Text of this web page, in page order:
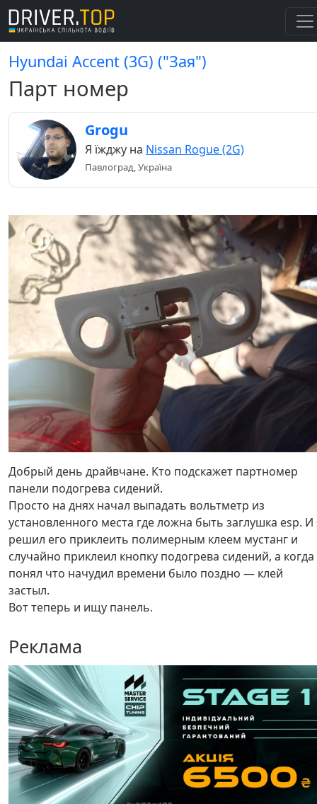
Hyundai Accent (3G) ("Зая")
Парт номер
Grogu
Я їжджу на Nissan Rogue (2G)
Павлоград, Україна
Добрый день драйвчане. Кто подскажет партномер
панели подогрева сидений.
Просто на днях начал выпадать вольтметр из
установленного места где ложна быть заглушка esp. И
решил его приклеить полимерным клеем мустанг и
случайно приклеил кнопку подогрева сидений, а когда
понял что начудил времени было поздно — клей
застыл.
Вот теперь и ищу панель.
Реклама